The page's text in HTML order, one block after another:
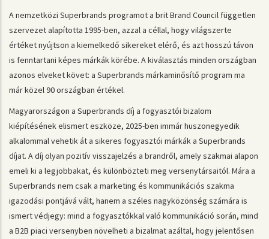
A nemzetközi Superbrands programot a brit Brand Council független
szervezet alapította 1995-ben, azzal a céllal, hogy világszerte
értéket nyújtson a kiemelkedő sikereket elérő, és azt hosszú távon
is fenntartani képes márkák körébe. A kiválasztás minden országban
azonos elveket követ: a Superbrands márkaminősítő program ma
már közel 90 országban értékel.
Magyarországon a Superbrands díj a fogyasztói bizalom
kiépítésének elismert eszköze, 2025-ben immár huszonegyedik
alkalommal vehetik át a sikeres fogyasztói márkák a Superbrands
díjat. A díj olyan pozitív visszajelzés a brandről, amely szakmai alapon
emeli ki a legjobbakat, és különbözteti meg versenytársaitól. Mára a
Superbrands nem csak a marketing és kommunikációs szakma
igazodási pontjává vált, hanem a széles nagyközönség számára is
ismert védjegy: mind a fogyasztókkal való kommunikáció során, mind
a B2B piaci versenyben növelheti a bizalmat azáltal, hogy jelentősen